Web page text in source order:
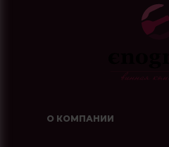
О КОМПАНИИ